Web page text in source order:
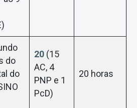
do
do
20 (15
AC, 4
PNP e 1
PcD)
20 horas